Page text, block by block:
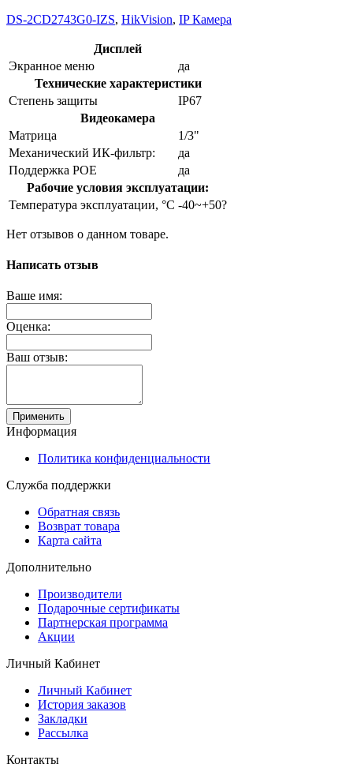
DS-2CD2743G0-IZS, HikVision, IP Камера
Дисплей
Экранное меню
да
Технические характеристики
Степень защиты
IP67
Видеокамера
Матрица
1/3"
Механический ИК-фильтр:
да
Поддержка POE
да
Рабочие условия эксплуатации:
Температура эксплуатации, °C -40~+50?
Нет отзывов о данном товаре.
Написать отзыв
Ваше имя:
Оценка:
Ваш отзыв:
Применить
Информация
Политика конфиденциальности
Служба поддержки
Обратная связь
Возврат товара
Карта сайта
Дополнительно
Производители
Подарочные сертификаты
Партнерская программа
Акции
Личный Кабинет
Личный Кабинет
История заказов
Закладки
Рассылка
Контакты